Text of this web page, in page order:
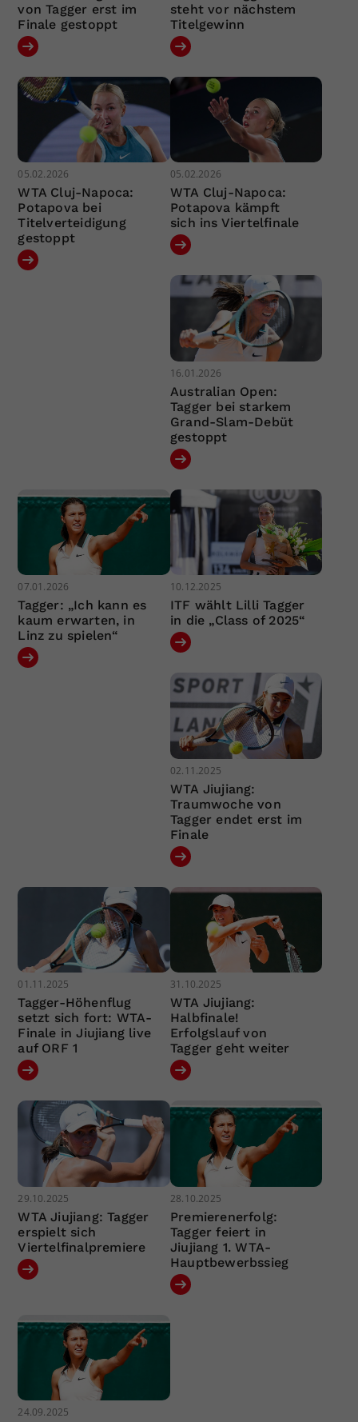
von Tagger erst im
Finale gestoppt
steht vor nächstem
Titelgewinn
05.02.2026
WTA Cluj-Napoca:
Potapova bei
Titelverteidigung
gestoppt
05.02.2026
WTA Cluj-Napoca:
Potapova kämpft
sich ins Viertelfinale
16.01.2026
Australian Open:
Tagger bei starkem
Grand-Slam-Debüt
gestoppt
07.01.2026
Tagger: „Ich kann es
kaum erwarten, in
Linz zu spielen“
10.12.2025
ITF wählt Lilli Tagger
in die „Class of 2025“
02.11.2025
WTA Jiujiang:
Traumwoche von
Tagger endet erst im
Finale
01.11.2025
Tagger-Höhenflug
setzt sich fort: WTA-
Finale in Jiujiang live
auf ORF 1
31.10.2025
WTA Jiujiang:
Halbfinale!
Erfolgslauf von
Tagger geht weiter
29.10.2025
WTA Jiujiang: Tagger
erspielt sich
Viertelfinalpremiere
28.10.2025
Premierenerfolg:
Tagger feiert in
Jiujiang 1. WTA-
Hauptbewerbssieg
24.09.2025